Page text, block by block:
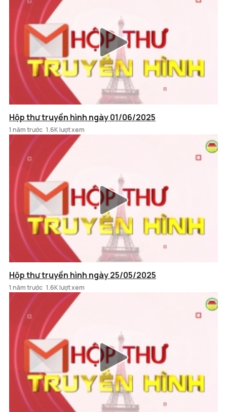
Hộp thư truyền hình ngày 01/06/2025
1 năm trước 1.6K lượt xem
Hộp thư truyền hình ngày 25/05/2025
1 năm trước 1.6K lượt xem